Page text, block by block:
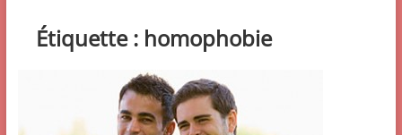
Étiquette : homophobie